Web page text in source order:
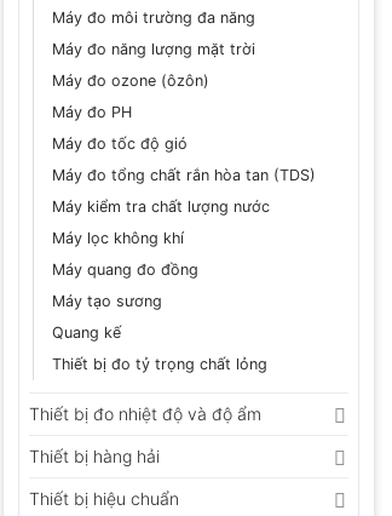
Máy đo môi trường đa năng
Máy đo năng lượng mặt trời
Máy đo ozone (ôzôn)
Máy đo PH
Máy đo tốc độ gió
Máy đo tổng chất rắn hòa tan (TDS)
Máy kiểm tra chất lượng nước
Máy lọc không khí
Máy quang đo đồng
Máy tạo sương
Quang kế
Thiết bị đo tỷ trọng chất lỏng
Thiết bị đo nhiệt độ và độ ẩm
Thiết bị hàng hải
Thiết bị hiệu chuẩn